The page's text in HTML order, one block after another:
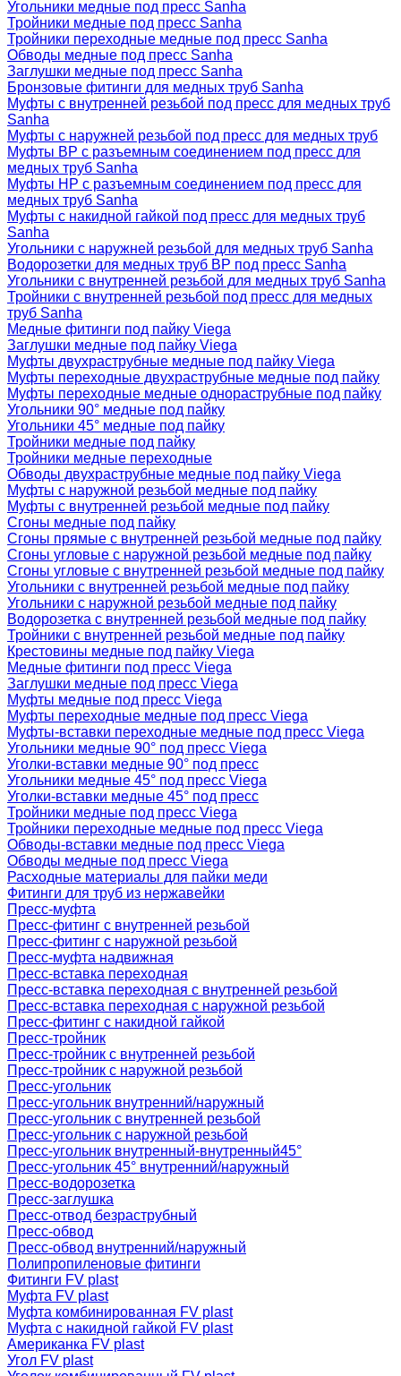
Угольники медные под пресс Sanha
Тройники медные под пресс Sanha
Тройники переходные медные под пресс Sanha
Обводы медные под пресс Sanha
Заглушки медные под пресс Sanha
Бронзовые фитинги для медных труб Sanha
Муфты с внутренней резьбой под пресс для медных труб
Sanha
Муфты с наружней резьбой под пресс для медных труб
Муфты ВР с разъемным соединением под пресс для
медных труб Sanha
Муфты НР с разъемным соединением под пресс для
медных труб Sanha
Муфты с накидной гайкой под пресс для медных труб
Sanha
Угольники с наружней резьбой для медных труб Sanha
Водорозетки для медных труб ВР под пресс Sanha
Угольники с внутренней резьбой для медных труб Sanha
Тройники с внутренней резьбой под пресс для медных
труб Sanha
Медные фитинги под пайку Viega
Заглушки медные под пайку Viega
Муфты двухраструбные медные под пайку Viega
Муфты переходные двухраструбные медные под пайку
Муфты переходные медные однораструбные под пайку
Угольники 90° медные под пайку
Угольники 45° медные под пайку
Тройники медные под пайку
Тройники медные переходные
Обводы двухраструбные медные под пайку Viega
Муфты с наружной резьбой медные под пайку
Муфты с внутренней резьбой медные под пайку
Сгоны медные под пайку
Сгоны прямые с внутренней резьбой медные под пайку
Сгоны угловые с наружной резьбой медные под пайку
Сгоны угловые с внутренней резьбой медные под пайку
Угольники с внутренней резьбой медные под пайку
Угольники с наружной резьбой медные под пайку
Водорозетка с внутренней резьбой медные под пайку
Тройники с внутренней резьбой медные под пайку
Крестовины медные под пайку Viega
Медные фитинги под пресс Viega
Заглушки медные под пресс Viega
Муфты медные под пресс Viega
Муфты переходные медные под пресс Viega
Муфты-вставки переходные медные под пресс Viega
Угольники медные 90° под пресс Viega
Уголки-вставки медные 90° под пресс
Угольники медные 45° под пресс Viega
Уголки-вставки медные 45° под пресс
Тройники медные под пресс Viega
Тройники переходные медные под пресс Viega
Обводы-вставки медные под пресс Viega
Обводы медные под пресс Viega
Расходные материалы для пайки меди
Фитинги для труб из нержавейки
Пресс-муфта
Пресс-фитинг с внутренней резьбой
Пресс-фитинг с наружной резьбой
Пресс-муфта надвижная
Пресс-вставка переходная
Пресс-вставка переходная с внутренней резьбой
Пресс-вставка переходная с наружной резьбой
Пресс-фитинг с накидной гайкой
Пресс-тройник
Пресс-тройник с внутренней резьбой
Пресс-тройник с наружной резьбой
Пресс-угольник
Пресс-угольник внутренний/наружный
Пресс-угольник с внутренней резьбой
Пресс-угольник с наружной резьбой
Пресс-угольник внутренный-внутренный45°
Пресс-угольник 45° внутренний/наружный
Пресс-водорозетка
Пресс-заглушка
Пресс-отвод безраструбный
Пресс-обвод
Пресс-обвод внутренний/наружный
Полипропиленовые фитинги
Фитинги FV plast
Муфта FV plast
Муфта комбинированная FV plast
Муфта с накидной гайкой FV plast
Американка FV plast
Угол FV plast